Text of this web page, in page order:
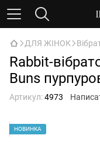
ДЛЯ ЖІНОК
Rabbit-
Buns
Артикул:4973
НОВИНКА